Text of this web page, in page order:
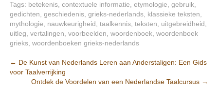
Tags: betekenis contextuele informatie etymologie gebruik
gedichten geschiedenis grieks-nederlands klassieke teksten
mythologie
nauwkeurigheid taalkennis teksten uitgebreidheid
uitleg vertalingen voorbeelden woordenboek woordenboek
grieks woordenboeken grieks-nederlands
Berichtnavigatie
← De Kunst van Nederlands Leren aan Anderstaligen: Een Gids
voor Taalverrijking
Ontdek de Voordelen van een Nederlandse Taalcursus →